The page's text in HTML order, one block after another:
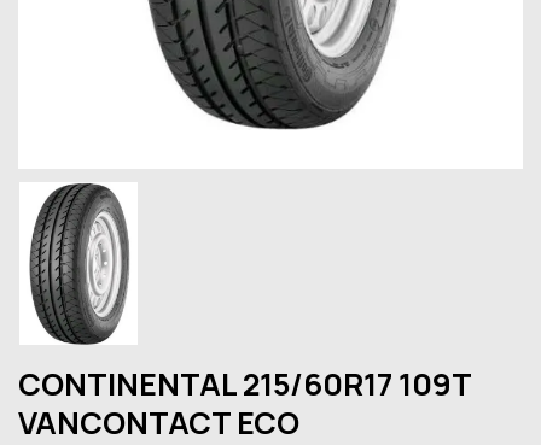
CONTINENTAL 215/60R17 109T
VANCONTACT ECO